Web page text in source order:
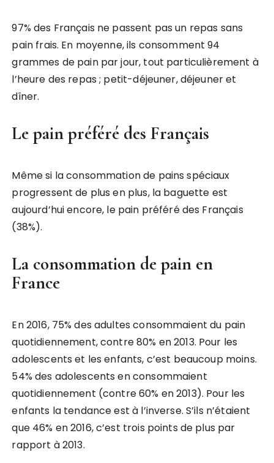
97% des Français ne passent pas un repas sans
pain frais. En moyenne, ils consomment 94
grammes de pain par jour, tout particulièrement à
l’heure des repas ; petit-déjeuner, déjeuner et
dîner.
Le pain préféré des Français
Même si la consommation de pains spéciaux
progressent de plus en plus, la baguette est
aujourd’hui encore, le pain préféré des Français
(38%).
La consommation de pain en
France
En 2016, 75% des adultes consommaient du pain
quotidiennement, contre 80% en 2013. Pour les
adolescents et les enfants, c’est beaucoup moins.
54% des adolescents en consommaient
quotidiennement (contre 60% en 2013). Pour les
enfants la tendance est à l’inverse. S’ils n’étaient
que 46% en 2016, c’est trois points de plus par
rapport à 2013.